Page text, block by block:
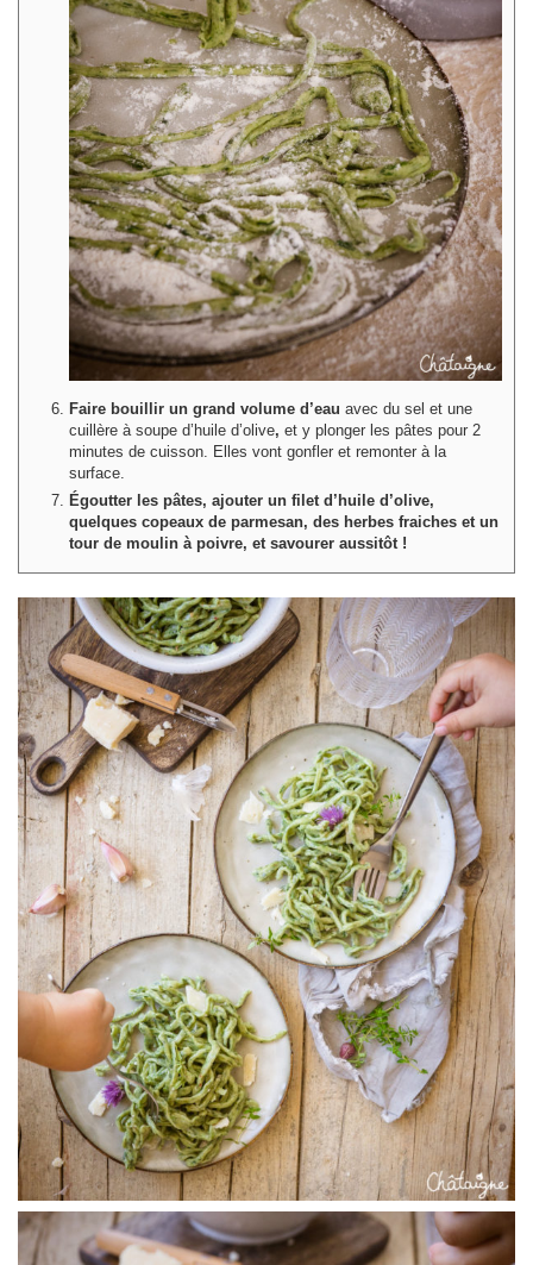
Faire bouillir un grand volume d’eau avec du sel et une
cuillère à soupe d’huile d’olive, et y plonger les pâtes pour 2
minutes de cuisson. Elles vont gonfler et remonter à la
surface.
Égoutter les pâtes, ajouter un filet d’huile d’olive,
quelques copeaux de parmesan, des herbes fraiches et un
tour de moulin à poivre, et savourer aussitôt !